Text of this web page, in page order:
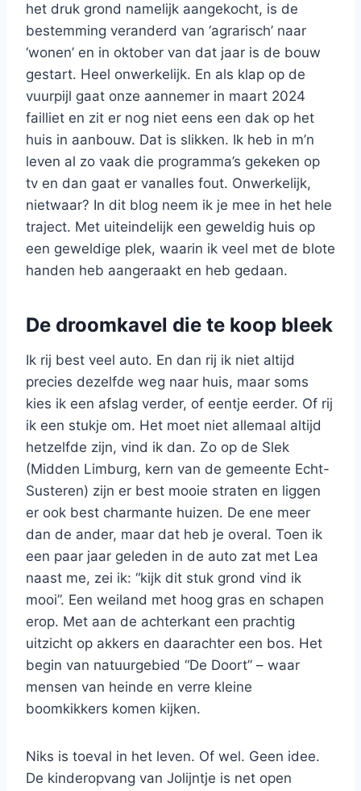
het druk grond namelijk aangekocht, is de
bestemming veranderd van ‘agrarisch’ naar
‘wonen’ en in oktober van dat jaar is de bouw
gestart. Heel onwerkelijk. En als klap op de
vuurpijl gaat onze aannemer in maart 2024
failliet en zit er nog niet eens een dak op het
huis in aanbouw. Dat is slikken. Ik heb in m’n
leven al zo vaak die programma’s gekeken op
tv en dan gaat er vanalles fout. Onwerkelijk,
nietwaar? In dit blog neem ik je mee in het hele
traject. Met uiteindelijk een geweldig huis op
een geweldige plek, waarin ik veel met de blote
handen heb aangeraakt en heb gedaan.
De droomkavel die te koop bleek
Ik rij best veel auto. En dan rij ik niet altijd
precies dezelfde weg naar huis, maar soms
kies ik een afslag verder, of eentje eerder. Of rij
ik een stukje om. Het moet niet allemaal altijd
hetzelfde zijn, vind ik dan. Zo op de Slek
(Midden Limburg, kern van de gemeente Echt-
Susteren) zijn er best mooie straten en liggen
er ook best charmante huizen. De ene meer
dan de ander, maar dat heb je overal. Toen ik
een paar jaar geleden in de auto zat met Lea
naast me, zei ik: “kijk dit stuk grond vind ik
mooi”. Een weiland met hoog gras en schapen
erop. Met aan de achterkant een prachtig
uitzicht op akkers en daarachter een bos. Het
begin van natuurgebied “De Doort” – waar
mensen van heinde en verre kleine
boomkikkers komen kijken.
Niks is toeval in het leven. Of wel. Geen idee.
De kinderopvang van Jolijntje is net open